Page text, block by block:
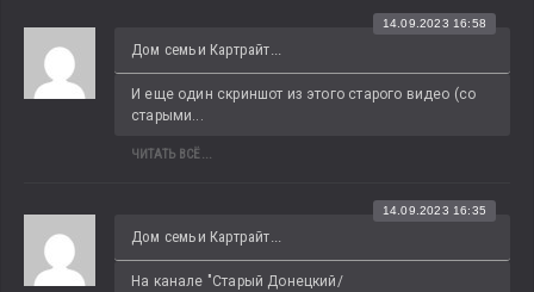
Дом семьи Картрайт...
14.09.2023 16:58
И еще один скриншот из этого старого видео (со
старыми...
ЧИТАТЬ ВСЁ...
Дом семьи Картрайт...
14.09.2023 16:35
На канале "Старый Донецкий/